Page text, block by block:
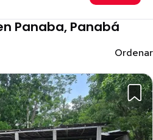
Panaba, Panabá
Ordenar